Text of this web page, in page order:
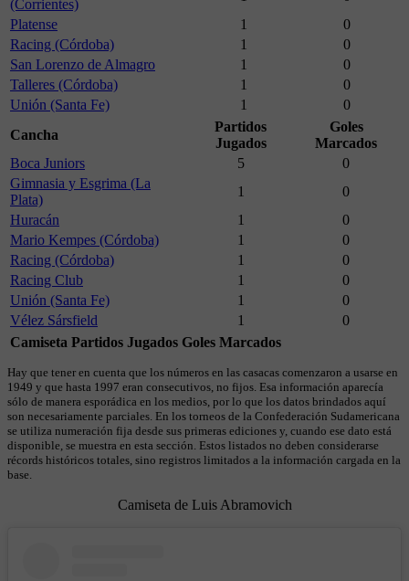
(Corrientes)
Platense
1
0
Racing (Córdoba)
1
0
San Lorenzo de Almagro
1
0
Talleres (Córdoba)
1
0
Unión (Santa Fe)
1
0
Cancha
Partidos
Jugados
Goles
Marcados
Boca Juniors
5
0
Gimnasia y Esgrima (La
Plata)
1
0
Huracán
1
0
Mario Kempes (Córdoba)
1
0
Racing (Córdoba)
1
0
Racing Club
1
0
Unión (Santa Fe)
1
0
Vélez Sársfield
1
0
Camiseta Partidos Jugados Goles Marcados
Hay que tener en cuenta que los números en las casacas comenzaron a usarse en
1949 y que hasta 1997 eran consecutivos, no fijos. Esa información aparecía
sólo de manera esporádica en los medios, por lo que los datos brindados aquí
son necesariamente parciales. En los torneos de la Confederación Sudamericana
se utiliza numeración fija desde sus primeras ediciones y, cuando ese dato está
disponible, se muestra en esta sección. Estos listados no deben considerarse
récords históricos totales, sino registros limitados a la información cargada en la
base.
Camiseta de Luis Abramovich